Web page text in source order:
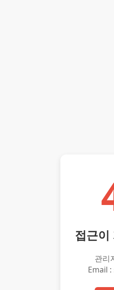
접근이
관리
Email